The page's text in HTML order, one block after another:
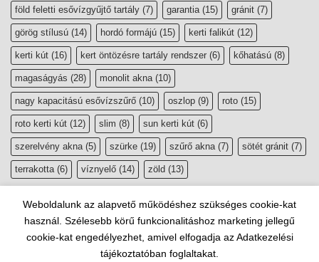
föld feletti esővízgyűjtő tartály (7) garantia (15) gránit (7)
görög stílusú (14) hordó formájú (15) kerti falikút (12)
kerti kút (16) kert öntözésre tartály rendszer (6) kőhatású (8)
magaságyás (28) monolit akna (10)
nagy kapacitású esővízszűrő (10) oszlop (9) roto (15)
roto kerti kút (12) slim (8) sun kerti kút (6)
szerelvény akna (5) szürke (19) szűrő akna (7) sötét gránit (7)
terrakotta (6) víznyelő (14) zöld (13)
Copyright 2026 ©esővízgyűjtő, szikkasztó webáruház
Weboldalunk az alapvető működéshez szükséges cookie-kat
használ. Szélesebb körű funkcionalitáshoz marketing jellegű
cookie-kat engedélyezhet, amivel elfogadja az Adatkezelési
tájékoztatóban foglaltakat.